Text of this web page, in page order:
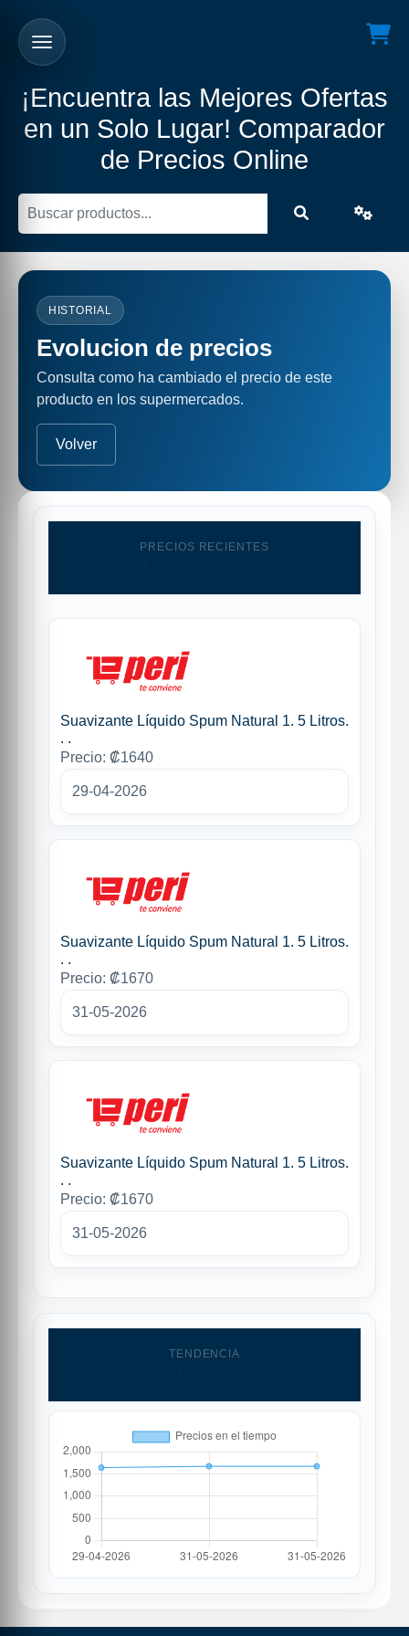
¡Encuentra las Mejores Ofertas
en un Solo Lugar! Comparador
de Precios Online
HISTORIAL
Evolucion de precios
Consulta como ha cambiado el precio de este
producto en los supermercados.
Volver
PRECIOS RECIENTES
Suavizante Líquido Spum Natural 1. 5 Litros.
. .
Precio: ₡1640
29-04-2026
Suavizante Líquido Spum Natural 1. 5 Litros.
. .
Precio: ₡1670
31-05-2026
Suavizante Líquido Spum Natural 1. 5 Litros.
. .
Precio: ₡1670
31-05-2026
TENDENCIA